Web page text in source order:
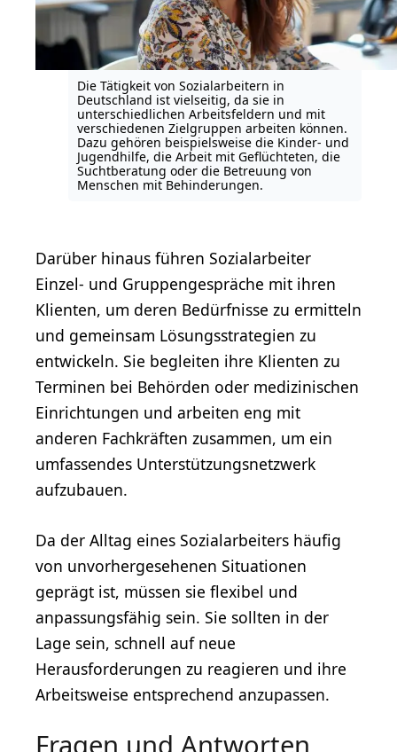
Die Tätigkeit von Sozialarbeitern in
Deutschland ist vielseitig, da sie in
unterschiedlichen Arbeitsfeldern und mit
verschiedenen Zielgruppen arbeiten können.
Dazu gehören beispielsweise die Kinder- und
Jugendhilfe, die Arbeit mit Geflüchteten, die
Suchtberatung oder die Betreuung von
Menschen mit Behinderungen.
Darüber hinaus führen Sozialarbeiter
Einzel- und Gruppengespräche mit ihren
Klienten, um deren Bedürfnisse zu ermitteln
und gemeinsam Lösungsstrategien zu
entwickeln. Sie begleiten ihre Klienten zu
Terminen bei Behörden oder medizinischen
Einrichtungen und arbeiten eng mit
anderen Fachkräften zusammen, um ein
umfassendes Unterstützungsnetzwerk
aufzubauen.
Da der Alltag eines Sozialarbeiters häufig
von unvorhergesehenen Situationen
geprägt ist, müssen sie flexibel und
anpassungsfähig sein. Sie sollten in der
Lage sein, schnell auf neue
Herausforderungen zu reagieren und ihre
Arbeitsweise entsprechend anzupassen.